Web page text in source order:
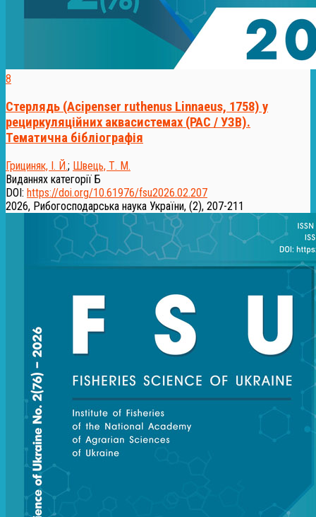
8
Стерлядь (Acipenser ruthenus Linnaeus, 1758) у
рециркуляційних аквасистемах (РАС / УЗВ).
Тематична бібліографія
Грициняк, І. Й.; Швець, Т. М.
Виданнях категорії Б
DOI: https://doi.org/10.61976/fsu2026.02.207
2026, Рибогосподарська наука України, (2), 207-211